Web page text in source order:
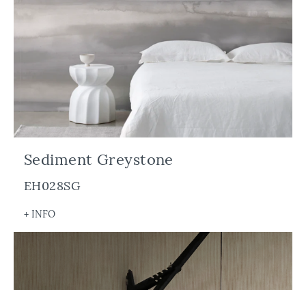
Sediment Greystone
EH028SG
+ INFO